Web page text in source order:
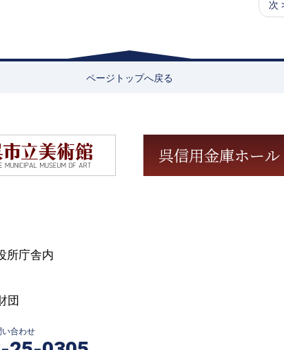
次
ページトップへ戻る
所庁舎内
団
い合わせ